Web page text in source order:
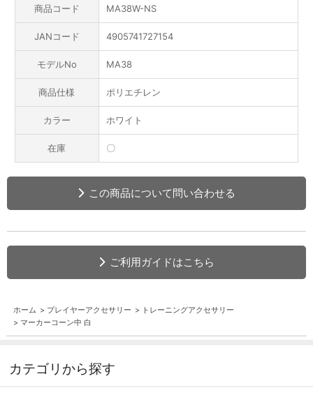
商品コード MA38W-NS
JANコード 4905741727154
モデルNo MA38
商品仕様 ポリエチレン
カラー ホワイト
在庫 〇
この商品について問い合わせる
ご利用ガイドはこちら
ホーム > プレイヤーアクセサリー > トレーニングアクセサリー
> マーカーコーン中 白
カテゴリから探す